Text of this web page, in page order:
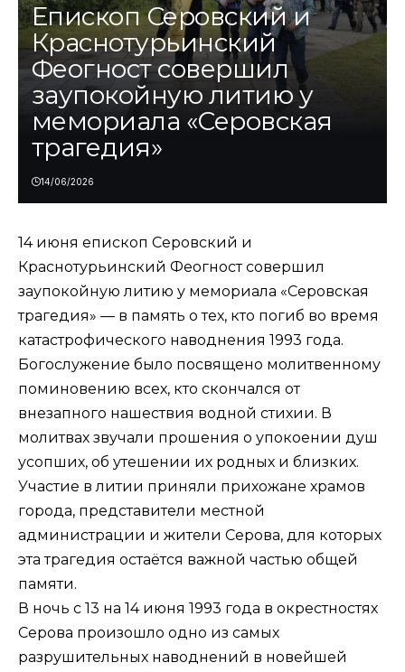
Епископ Серовский и
Краснотурьинский
Феогност совершил
заупокойную литию у
мемориала «Серовская
трагедия»
14/06/2026
14 июня епископ Серовский и
Краснотурьинский Феогност совершил
заупокойную литию у мемориала «Серовская
трагедия» — в память о тех, кто погиб во время
катастрофического наводнения 1993 года.
Богослужение было посвящено молитвенному
поминовению всех, кто скончался от
внезапного нашествия водной стихии. В
молитвах звучали прошения о упокоении душ
усопших, об утешении их родных и близких.
Участие в литии приняли прихожане храмов
города, представители местной
администрации и жители Серова, для которых
эта трагедия остаётся важной частью общей
памяти.
В ночь с 13 на 14 июня 1993 года в окрестностях
Серова произошло одно из самых
разрушительных наводнений в новейшей